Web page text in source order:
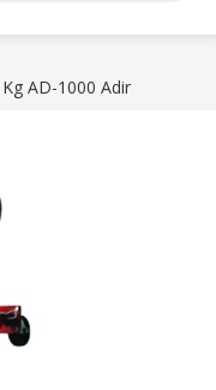
AD-1000 Adir